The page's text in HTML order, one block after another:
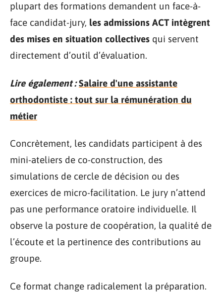
plupart des formations demandent un face-à-
face candidat-jury, les admissions ACT intègrent
des mises en situation collectives qui servent
directement d’outil d’évaluation.
Lire également : Salaire d'une assistante
orthodontiste : tout sur la rémunération du
métier
Concrètement, les candidats participent à des
mini-ateliers de co-construction, des
simulations de cercle de décision ou des
exercices de micro-facilitation. Le jury n’attend
pas une performance oratoire individuelle. Il
observe la posture de coopération, la qualité de
l’écoute et la pertinence des contributions au
groupe.
Ce format change radicalement la préparation.